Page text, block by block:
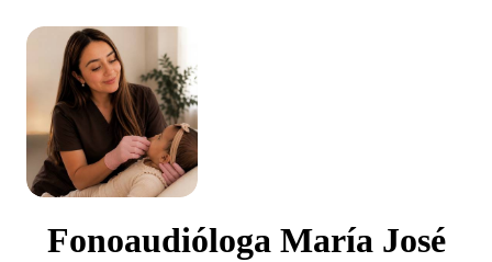
Fonoaudióloga María José